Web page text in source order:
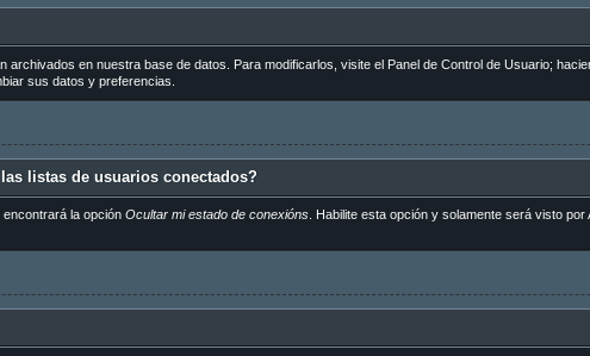
en nuestra base de datos. Para modificarlos, visite el Panel de Control de Usuario;
sus datos y preferencias.
listas de usuarios conectados?
la opción Ocultar mi estado de conexións. Habilite esta opción y solamente será visto